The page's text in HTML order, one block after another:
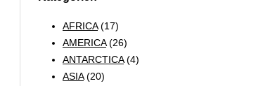
AFRICA(17)
AMERICA(26)
ANTARCTICA(4)
ASIA(20)